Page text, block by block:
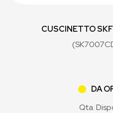
CUSCINETTO
DA
Qta.